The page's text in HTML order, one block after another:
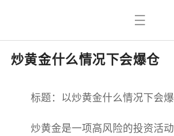
炒黄金什么情况下会爆仓
标题：以炒黄金什么情况下会
炒黄金是一项高风险的投资活